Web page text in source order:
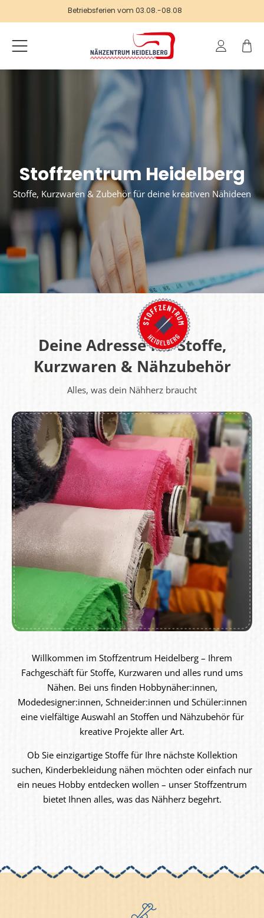
Betriebsferien vom 03.08.-08.08
Einloggen
Stoffzentrum Heidelberg
Stoffe, Kurzwaren & Zubehör für deine kreativen Nähideen
Deine Adresse für Stoffe,
Kurzwaren & Nähzubehör
Alles, was dein Nähherz braucht
Willkommen im Stoffzentrum Heidelberg – Ihrem
Fachgeschäft für Stoffe, Kurzwaren und alles rund ums
Nähen. Bei uns finden Hobbynäher:innen,
Modedesigner:innen, Schneider:innen und Schüler:innen
eine vielfältige Auswahl an Stoffen und Nähzubehör für
kreative Projekte aller Art.
Ob Sie einzigartige Stoffe für Ihre nächste Kollektion
suchen, Kinderbekleidung nähen möchten oder einfach nur
ein neues Hobby entdecken wollen – unser Stoffzentrum
bietet Ihnen alles, was das Nähherz begehrt.